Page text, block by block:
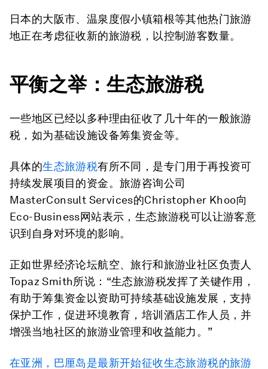
日本的大阪市、温泉度假小镇箱根等其他热门旅游
地正在考虑征收新的旅游税，以控制游客数量。
平衡之举：生态旅游税
一些地区已经以多种理由征收了几十年的一般旅游
税，如为基础设施设备筹集资金等。
具体的生态旅游税有所不同，是专门用于再投资可
持续发展项目的资金。旅游咨询公司
MasterConsult Services的Christopher Khoo向
Eco-Business网站表示，生态旅游税可以让游客意
识到自身对环境的影响。
正如世界经济论坛航空、旅行和旅游业社区负责人
Topaz Smith所说：“生态旅游税发挥了关键作用，
有助于筹集资金以资助可持续基础设施发展，支持
保护工作，促进环境教育，培训酒店工作人员，并
增强当地社区的旅游业管理和收益能力。”
在亚洲，巴厘岛是最新开始征收生态旅游税的旅游